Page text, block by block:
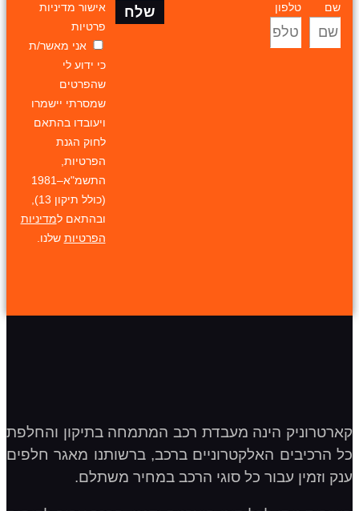
שם טלפון
אישור מדיניות
פרטיות
אני מאשר/ת
כי ידוע לי
שהפרטים
שמסרתי יישמרו
ויעובדו בהתאם
לחוק הגנת
הפרטיות,
התשמ"א–1981
(כולל תיקון 13),
ובהתאם למדיניות
הפרטיות שלנו.
שלח
קארטרוניק הינה מעבדת רכב המתמחה בתיקון והחלפת
כל הרכיבים האלקטרוניים ברכב, ברשותנו מאגר חלפים
ענק וזמין עבור כל סוגי הרכב במחיר משתלם.